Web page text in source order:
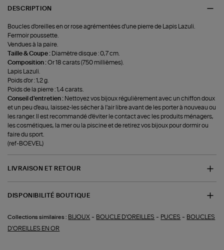
DESCRIPTION
Boucles d'oreilles en or rose agrémentées d'une pierre de Lapis Lazuli.
Fermoir poussette.
Vendues à la paire.
Taille & Coupe : Diamètre disque : 0,7 cm.
Composition :Or 18 carats (750 millièmes).
Lapis Lazuli.
Poids d'or : 1,2 g.
Poids de la pierre : 1,4 carats.
Conseil d'entretien : Nettoyez vos bijoux régulièrement avec un chiffon doux
et un peu d'eau, laissez-les sécher à l'air libre avant de les porter à nouveau ou
les ranger. Il est recommandé d'éviter le contact avec les produits ménagers,
les cosmétiques, la mer ou la piscine et de retirez vos bijoux pour dormir ou
faire du sport.
(ref-BOEVEL)
LIVRAISON ET RETOUR
DISPONIBILITÉ BOUTIQUE
Collections similaires : BIJOUX - BOUCLE D'OREILLES - PUCES - BOUCLES
D'OREILLES EN OR